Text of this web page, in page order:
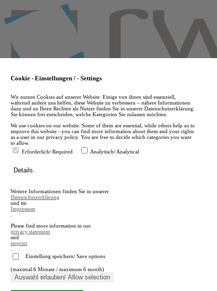
to
main
en
A
A
Suche schließen
Cookie - Einstellungen / - Settings
Wir nutzen Cookies auf unserer Website. Einige von ihnen sind essenziell,
während andere uns helfen, diese Website zu verbessern – nähere Informationen
dazu und zu Ihren Rechten als Nutzer finden Sie in unserer Datenschutzerklärung.
Sie können frei entscheiden, welche Kategorien Sie zulassen möchten.
We use cookies on our website. Some of them are essential, while others help us to
improve this website - you can find more information about them and your rights
as a user in our privacy policy. You are free to decide which categories you want
to allow.
Erforderlich/ Required
Analytisch/ Analytical
Details
Weitere Informationen finden Sie in unserer
Datenschutzerklärung
und im
Impressum
Please find more information in our
privacy statement
and
imprint
Einstellung speichern/ Save options
(maximal 6 Monate / maximum 6 month)
Auswahl erlauben/ Allow selection